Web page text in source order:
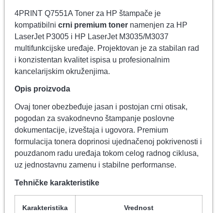
4PRINT Q7551A Toner za HP štampače je
kompatibilni crni premium toner namenjen za HP
LaserJet P3005 i HP LaserJet M3035/M3037
multifunkcijske uređaje. Projektovan je za stabilan rad
i konzistentan kvalitet ispisa u profesionalnim
kancelarijskim okruženjima.
Opis proizvoda
Ovaj toner obezbeđuje jasan i postojan crni otisak,
pogodan za svakodnevno štampanje poslovne
dokumentacije, izveštaja i ugovora. Premium
formulacija tonera doprinosi ujednačenoj pokrivenosti i
pouzdanom radu uređaja tokom celog radnog ciklusa,
uz jednostavnu zamenu i stabilne performanse.
Tehničke karakteristike
Karakteristika Vrednost